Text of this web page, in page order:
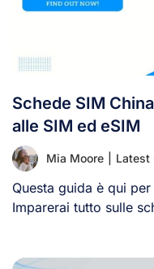
Schede SIM
alle SIM ed eSIM
Mia Moore Latest
Questa guida è qui
Imparerai tutto sulle